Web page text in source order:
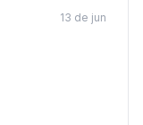
13 de jun